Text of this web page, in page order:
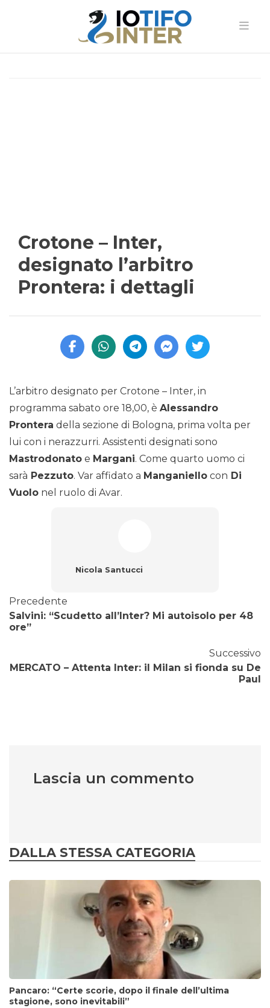
Crotone – Inter,
designato l’arbitro
Prontera: i dettagli
L’arbitro designato per Crotone – Inter, in
programma sabato ore 18,00, è Alessandro
Prontera della sezione di Bologna, prima volta per
lui con i nerazzurri. Assistenti designati sono
Mastrodonato e Margani. Come quarto uomo ci
sarà Pezzuto. Var affidato a Manganiello con Di
Vuolo nel ruolo di Avar.
Nicola Santucci
Precedente
Salvini: “Scudetto all’Inter? Mi autoisolo per 48
ore”
Successivo
MERCATO – Attenta Inter: il Milan si fionda su De
Paul
Lascia un commento
DALLA STESSA CATEGORIA
Pancaro: “Certe scorie, dopo il finale dell’ultima
stagione, sono inevitabili”